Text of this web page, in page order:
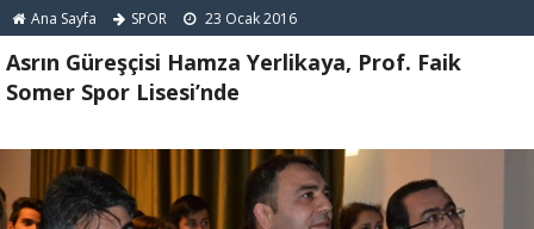
Ana Sayfa SPOR 23 Ocak 2016
Asrın Güreşçisi Hamza Yerlikaya, Prof. Faik
Somer Spor Lisesi’nde